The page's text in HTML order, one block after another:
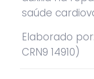
saúde
Elaborado
CRN9 14910)